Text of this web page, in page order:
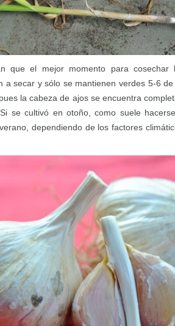
que el mejor momento para
a secar y sólo se mantienen verdes 5-6
la cabeza de ajos se encuentra
se cultivó en otoño, como suele
dependiendo de los factores